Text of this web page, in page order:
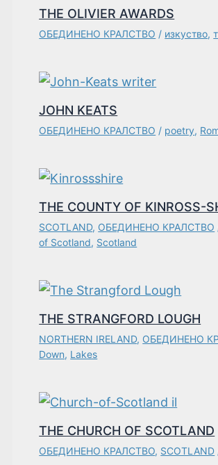
THE OLIVIER AWARDS
ОБЕДИНЕНО КРАЛСТВО / изкуство,
JOHN KEATS
ОБЕДИНЕНО КРАЛСТВО / poetry,
THE COUNTY OF KINROSS-
SCOTLAND, ОБЕДИНЕНО КРАЛСТВО
of Scotland, Scotland
THE STRANGFORD LOUGH
NORTHERN IRELAND, ОБЕДИНЕНО
Down, Lakes
THE CHURCH OF SCOTLAND
ОБЕДИНЕНО КРАЛСТВО, SCOTLAND